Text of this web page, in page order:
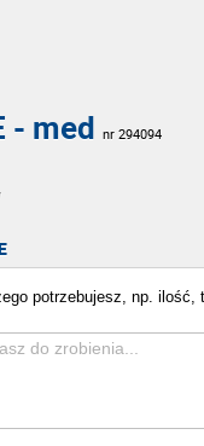
- med nr 294094
potrzebujesz, np. ilość,